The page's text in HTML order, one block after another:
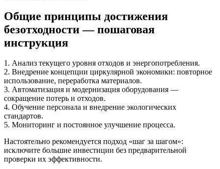
Общие принципы достижения
безотходности — пошаговая
инструкция
1. Анализ текущего уровня отходов и энергопотребления.
2. Внедрение концепции циркулярной экономики: повторное
использование, переработка материалов.
3. Автоматизация и модернизация оборудования —
сокращение потерь и отходов.
4. Обучение персонала и внедрение экологических
стандартов.
5. Мониторинг и постоянное улучшение процесса.
Настоятельно рекомендуется подход «шаг за шагом»:
исключите большие инвестиции без предварительной
проверки их эффективности.